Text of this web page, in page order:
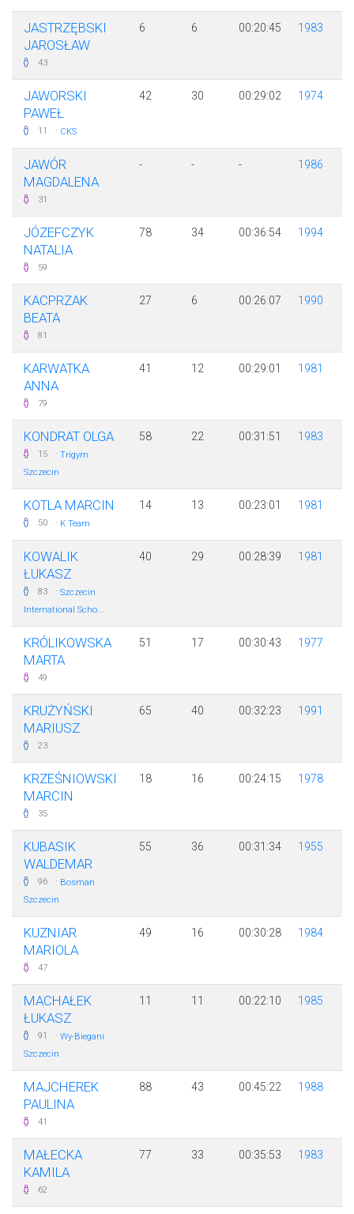
JASTRZĘBSKI
JAROSŁAW
43
6 6 00:20:45 1983
JAWORSKI
PAWEŁ
11 · CKS
42 30 00:29:02 1974
JAWÓR
MAGDALENA
31
- - - 1986
JÓZEFCZYK
NATALIA
59
78 34 00:36:54 1994
KACPRZAK
BEATA
81
27 6 00:26:07 1990
KARWATKA
ANNA
79
41 12 00:29:01 1981
KONDRAT OLGA
15 · Trigym
Szczecin
58 22 00:31:51 1983
KOTLA MARCIN
50 · K Team
14 13 00:23:01 1981
KOWALIK
ŁUKASZ
83 · Szczecin
International Scho...
40 29 00:28:39 1981
KRÓLIKOWSKA
MARTA
49
51 17 00:30:43 1977
KRUŻYŃSKI
MARIUSZ
23
65 40 00:32:23 1991
KRZEŚNIOWSKI
MARCIN
35
18 16 00:24:15 1978
KUBASIK
WALDEMAR
96 · Bosman
Szczecin
55 36 00:31:34 1955
KUZNIAR
MARIOLA
47
49 16 00:30:28 1984
MACHAŁEK
ŁUKASZ
91 · Wy-Biegani
Szczecin
11 11 00:22:10 1985
MAJCHEREK
PAULINA
41
88 43 00:45:22 1988
MAŁECKA
KAMILA
62
77 33 00:35:53 1983